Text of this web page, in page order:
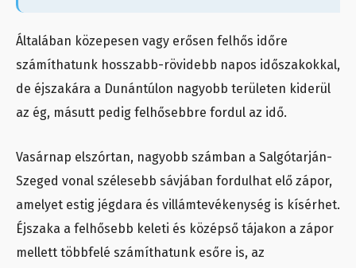
Általában közepesen vagy erősen felhős időre
számíthatunk hosszabb-rövidebb napos időszakokkal,
de éjszakára a Dunántúlon nagyobb területen kiderül
az ég, másutt pedig felhősebbre fordul az idő.
Vasárnap elszórtan, nagyobb számban a Salgótarján-
Szeged vonal szélesebb sávjában fordulhat elő zápor,
amelyet estig jégdara és villámtevékenység is kísérhet.
Éjszaka a felhősebb keleti és középső tájakon a zápor
mellett többfelé számíthatunk esőre is, az